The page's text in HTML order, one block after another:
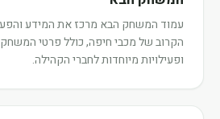
עמוד המשחק הבא מרכז את המידע
הקרוב של מכבי חיפה, כולל פרטי
ופעילויות מיוחדות לחברי הקהילה.